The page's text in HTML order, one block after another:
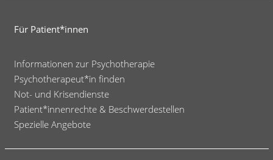
Für Patient*innen
Informationen zur Psychotherapie
Psychotherapeut*in finden
Not- und Krisendienste
Patient*innenrechte & Beschwerdestellen
Spezielle Angebote